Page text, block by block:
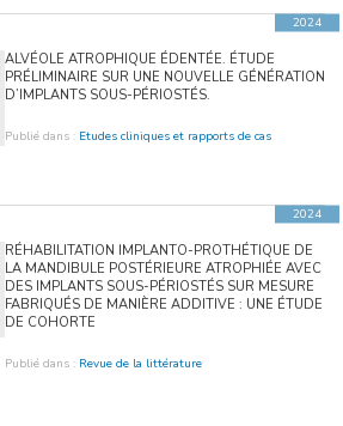
ALVÉOLE ATROPHIQUE ÉDENTÉE. ÉTUDE
PRÉLIMINAIRE SUR UNE NOUVELLE GÉNÉRATION
D’IMPLANTS SOUS-PÉRIOSTÉS.
2024
Publié dans : Etudes cliniques et rapports de cas
RÉHABILITATION IMPLANTO-PROTHÉTIQUE DE
LA MANDIBULE POSTÉRIEURE ATROPHIÉE AVEC
DES IMPLANTS SOUS-PÉRIOSTÉS SUR MESURE
FABRIQUÉS DE MANIÈRE ADDITIVE : UNE ÉTUDE
DE COHORTE
2024
Publié dans : Revue de la littérature